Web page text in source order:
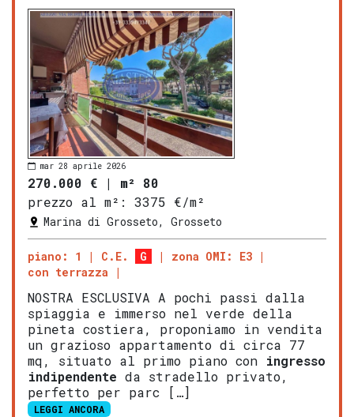
mar 28 aprile 2026
270.000 € | m² 80
prezzo al m²:
3375 €/m²
Marina di Grosseto, Grosseto
piano: 1 C.E. G
zona OMI: E3
con terrazza
NOSTRA ESCLUSIVA A pochi passi dalla
spiaggia e immerso nel verde della
pineta costiera, proponiamo in vendita
un grazioso appartamento di circa 77
mq, situato al primo piano con ingresso
indipendente da stradello privato,
perfetto per parc […]
LEGGI ANCORA